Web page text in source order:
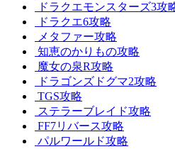
ドラクエモンスターズ3攻
ドラクエ6攻略
メタファー攻略
知恵のかりもの攻略
魔女の泉R攻略
ドラゴンズドグマ2攻略
TGS攻略
ステラーブレイド攻略
FF7リバース攻略
パルワールド攻略